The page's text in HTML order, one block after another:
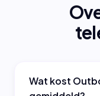
Wat kost